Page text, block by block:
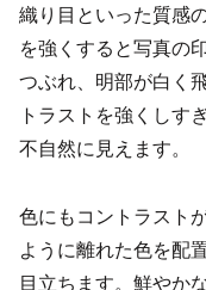
織り目といった質感
を強くすると写真の
つぶれ、明部が白く
トラストを強くしす
不自然に見えます。
色にもコントラスト
ように離れた色を配
目立ちます。鮮やか